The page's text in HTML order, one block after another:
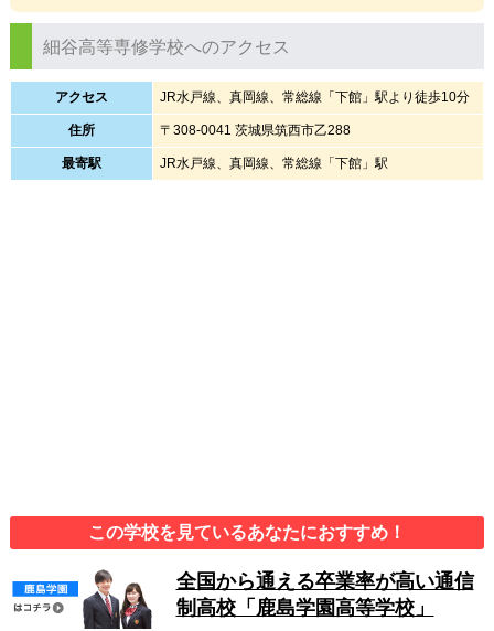
細谷高等専修学校へのアクセス
アクセス JR水戸線、真岡線、常総線「下館」駅より徒歩10分
住所 〒308-0041 茨城県筑西市乙288
最寄駅 JR水戸線、真岡線、常総線「下館」駅
この学校を見ているあなたにおすすめ！
全国から通える卒業率が高い通信
制高校「鹿島学園高等学校」